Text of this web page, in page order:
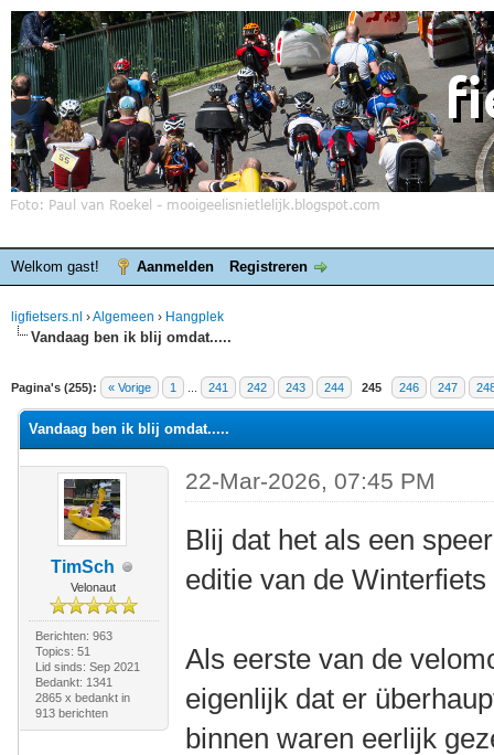
Welkom gast! Aanmelden Registreren
ligfietsers.nl ›Algemeen › Hangplek
Vandaag ben ik blij omdat.....
Pagina's (255): « Vorige 1 241 242 243 244 245 246 247
waardering is 4.25
Vandaag ben ik blij omdat.....
TimSch
Velonaut
Berichten: 963
Topics: 51
Lid sinds: Sep 2021
Bedankt: 1341
2865 x bedankt in
913 berichten
22-Mar-2026, 07:45 PM
Blij dat het als een
editie van de
Als eerste van de
eigenlijk dat er
binnen waren eerlijk